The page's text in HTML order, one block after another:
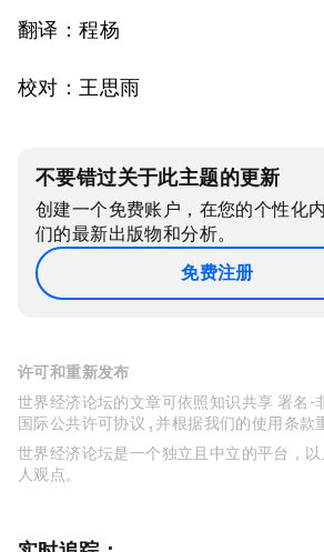
翻译：程杨
校对：王思雨
不要错过关于此主题的更新
创建一个免费账户，在您的个性化
们的最新出版物和分析。
免费注册
许可和重新发布
世界经济论坛的文章可依照知识共享 署名-
国际公共许可协议 , 并根据我们的使用条款
世界经济论坛是一个独立且中立的平台，
人观点。